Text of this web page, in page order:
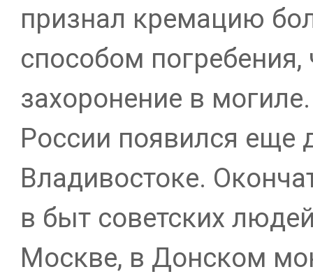
признал кремацию
способом
захоронение в
России появился еще
Владивостоке.
в быт советских
Москве, в Донском